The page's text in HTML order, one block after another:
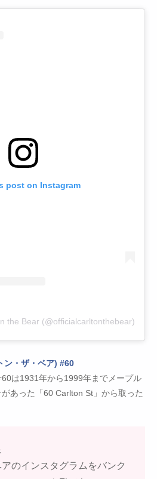
post on Instagram
the Bear (@officialcarltonthebear)
・ザ・ベア) #60
は1931年から1999年までメープル
あった「60 Carlton St」から取った
のインスタグラムをバンク